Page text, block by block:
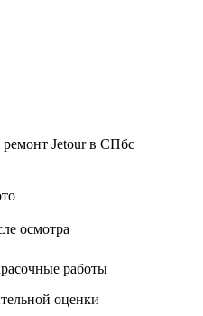
ремонт Jetour в СПбс
осмотра
работы
оценки